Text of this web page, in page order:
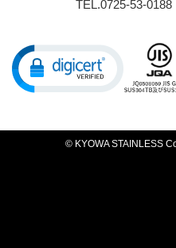
TEL.0725-53-0188
© KYOWA STAINLESS